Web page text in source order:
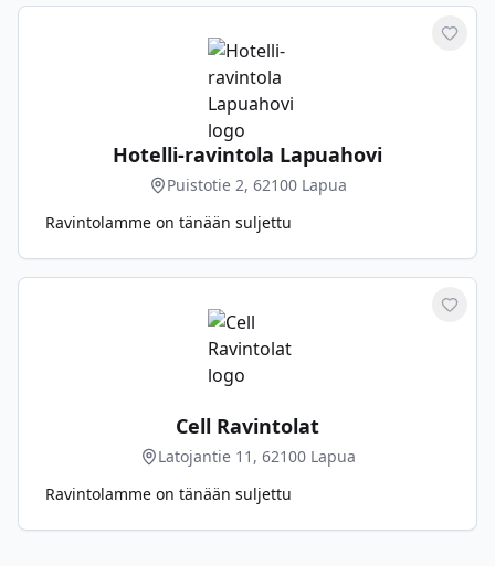
Hotelli-ravintola Lapuahovi
Puistotie 2, 62100 Lapua
Ravintolamme on tänään suljettu
Cell Ravintolat
Latojantie 11, 62100 Lapua
Ravintolamme on tänään suljettu